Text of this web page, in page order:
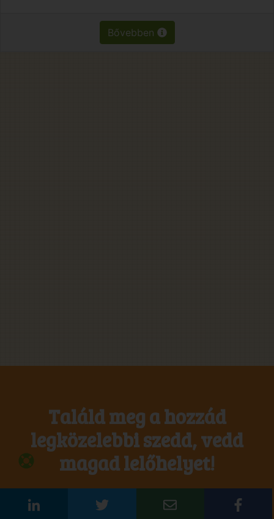
Bővebben
Találd meg a hozzád
legközelebbi szedd, vedd
magad lelőhelyet!